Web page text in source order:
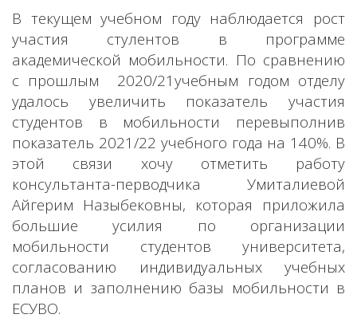
В текущем учебном году наблюдается рост
участия стулентов в программе
академической мобильности. По сравнению
с прошлым 2020/21учебным годом отделу
удалось увеличить показатель участия
студентов в мобильности перевыполнив
показатель 2021/22 учебного года на 140%. В
этой связи хочу отметить работу
консультанта-перводчика Умиталиевой
Айгерим Назыбековны, которая приложила
большие усилия по организации
мобильности студентов университета,
согласованию индивидуальных учебных
планов и заполнению базы мобильности в
ЕСУВО.